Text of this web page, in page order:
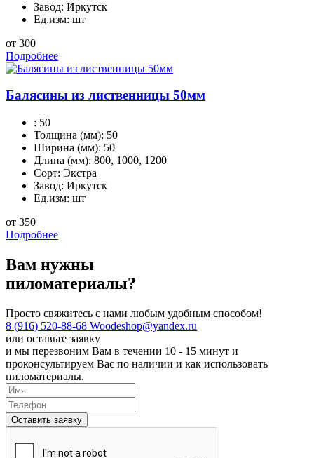
Завод: Иркутск
Ед.изм: шт
от 300
Подробнее
Балясины из лиственницы 50мм
: 50
Толщина (мм): 50
Ширина (мм): 50
Длина (мм): 800, 1000, 1200
Сорт: Экстра
Завод: Иркутск
Ед.изм: шт
от 350
Подробнее
Вам нужны
пиломатериалы?
Просто свяжитесь с нами любым удобным способом!
8 (916) 520-88-68 Woodeshop@yandex.ru
или оставьте заявку
и мы перезвоним Вам в течении 10 - 15 минут и
проконсультируем Вас по наличии и как использовать
пиломатериалы.
Оставить заявку